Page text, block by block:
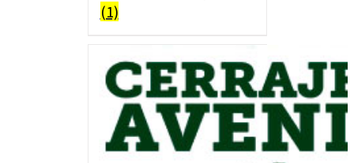
(1)